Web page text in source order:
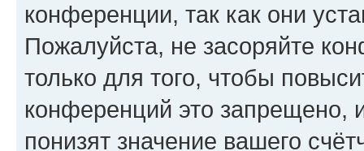
конференции, так как они
Пожалуйста, не засоряйте
только для того, чтобы
конференций это запрещено,
понизят значение вашего